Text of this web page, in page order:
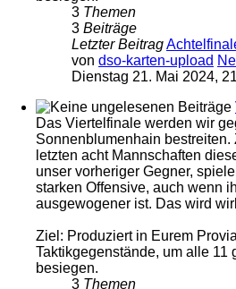
3 Themen
3 Beiträge
Letzter Beitrag
von dso-karten-upload
Dienstag 21. Mai 2024,
Das Viertelfinale werden wir
Sonnenblumenhain bestreiten.
letzten acht Mannschaften
unser vorheriger Gegner,
starken Offensive, auch wenn
ausgewogener ist. Das wird
Ziel: Produziert in Eurem
Taktikgegenstände, um alle 11
besiegen.
3 Themen